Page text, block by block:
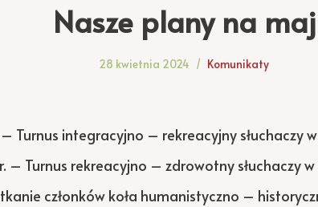
Nasze plany na maj
28 kwietnia 2024 Komunikaty
Turnus integracyjno – rekreacyjny słuchaczy
– Turnus rekreacyjno – zdrowotny słuchaczy
członków koła humanistyczno –